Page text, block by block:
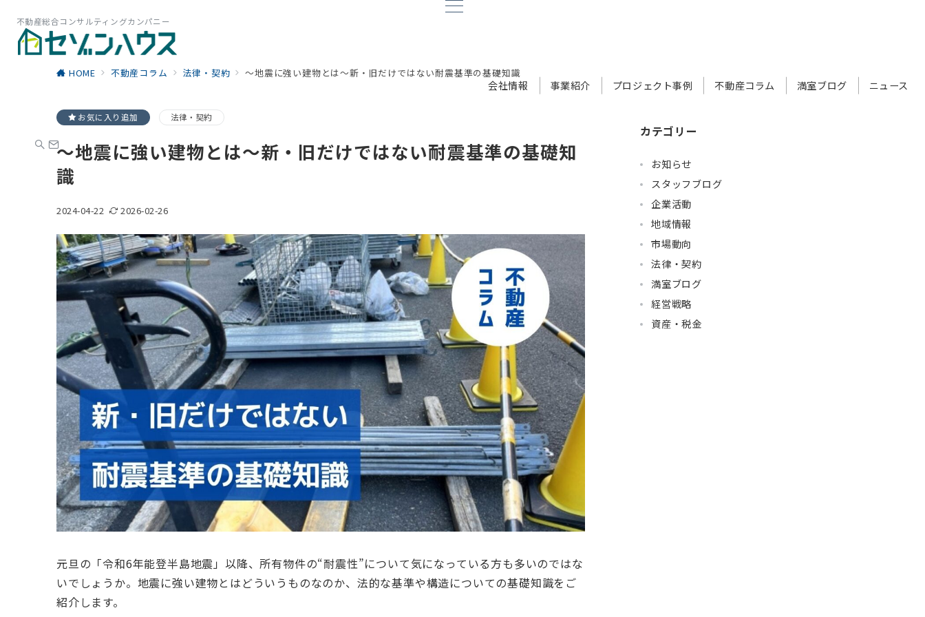
不動産総合コンサルティングカンパニー
会社情報 事業紹介 プロジェクト事例 不動産コラム 満室ブログ ニュース
HOME 不動産コラム 法律・契約 ～地震に強い建物とは～新・旧だけではない耐震基準の基礎知識
お気に入り追加 法律・契約
～地震に強い建物とは～新・旧だけではない耐震基準の基礎知
識
2024-04-22 2026-02-26
元旦の「令和6年能登半島地震」以降、所有物件の“耐震性”について気になっている方も多いのではな
いでしょうか。地震に強い建物とはどういうものなのか、法的な基準や構造についての基礎知識をご
紹介します。
カテゴリー
お知らせ
スタッフブログ
企業活動
地域情報
市場動向
法律・契約
満室ブログ
経営戦略
資産・税金